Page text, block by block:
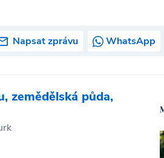
Napsat zprávu WhatsApp
zemědělská půda,